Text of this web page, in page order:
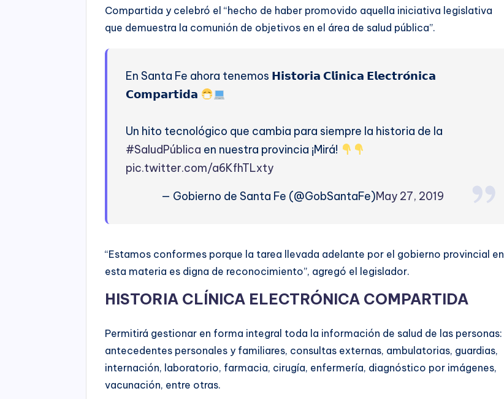
Compartida y celebró el “hecho de haber promovido aquella iniciativa legislativa
que demuestra la comunión de objetivos en el área de salud pública”.
En Santa Fe ahora tenemos 𝗛𝗶𝘀𝘁𝗼𝗿𝗶𝗮 𝗖𝗹𝗶́𝗻𝗶𝗰𝗮 𝗘𝗹𝗲𝗰𝘁𝗿𝗼́𝗻𝗶𝗰𝗮
𝗖𝗼𝗺𝗽𝗮𝗿𝘁𝗶𝗱𝗮
Un hito tecnológico que cambia para siempre la historia de la
#SaludPública en nuestra provincia ¡Mirá!
pic.twitter.com/a6KfhTLxty
— Gobierno de Santa Fe (@GobSantaFe)May 27, 2019
“Estamos conformes porque la tarea llevada adelante por el gobierno provincial en
esta materia es digna de reconocimiento”, agregó el legislador.
HISTORIA CLÍNICA ELECTRÓNICA COMPARTIDA
Permitirá gestionar en forma integral toda la información de salud de las personas:
antecedentes personales y familiares, consultas externas, ambulatorias, guardias,
internación, laboratorio, farmacia, cirugía, enfermería, diagnóstico por imágenes,
vacunación, entre otras.